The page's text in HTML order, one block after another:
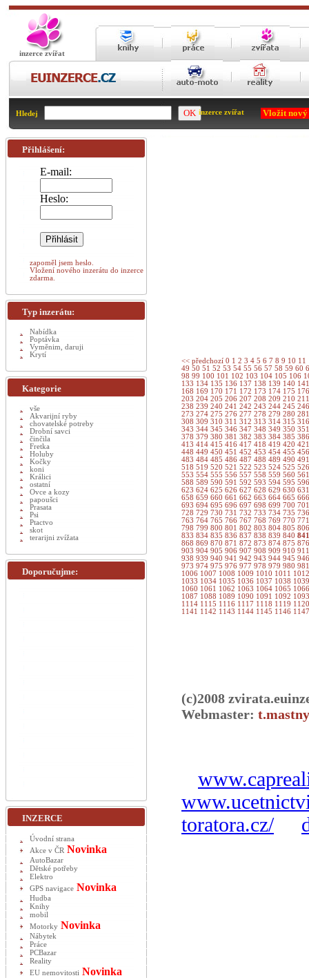
inzerce zvířat
Hledej inzerce zvířat Vložit
<< předchozí 0 1 2 3 4 5 6 7 8 9 10 11
49 50 51 52 53 54 55 56 57 58 59 60
98 99 100 101 102 103 104 105 106
133 134 135 136 137 138 139 140
168 169 170 171 172 173 174 175
203 204 205 206 207 208 209 210
238 239 240 241 242 243 244 245
273 274 275 276 277 278 279 280
308 309 310 311 312 313 314 315
343 344 345 346 347 348 349 350
378 379 380 381 382 383 384 385
413 414 415 416 417 418 419 420
448 449 450 451 452 453 454 455
483 484 485 486 487 488 489 490
518 519 520 521 522 523 524 525
553 554 555 556 557 558 559 560
588 589 590 591 592 593 594 595
623 624 625 626 627 628 629 630
658 659 660 661 662 663 664 665
693 694 695 696 697 698 699 700
728 729 730 731 732 733 734 735
763 764 765 766 767 768 769 770
798 799 800 801 802 803 804 805
833 834 835 836 837 838 839 840
868 869 870 871 872 873 874 875
903 904 905 906 907 908 909 910
938 939 940 941 942 943 944 945
973 974 975 976 977 978 979 980
1006 1007 1008 1009 1010 1011
1033 1034 1035 1036 1037 1038
1060 1061 1062 1063 1064 1065
1087 1088 1089 1090 1091 1092
1114 1115 1116 1117 1118 1119
1141 1142 1143 1144 1145 1146
(c)2008
Webmaster:
toratora.cz/
Přihlášení:
E-mail:
Heslo:
zapoměl jsem heslo.
Vložení nového inzerátu do inzerce
zdarma.
Typ inzerátu:
Nabídka
Poptávka
Vyměnim, daruji
Krytí
Kategorie
vše
Akvarijní ryby
chovatelské potreby
Drobní savci
činčila
Fretka
Holuby
Kočky
koni
Králici
ostatní
Ovce a kozy
papoušci
Prasata
Psi
Ptactvo
skot
terarijni zvížata
Doporučujme:
INZERCE
Úvodní strana
Akce v ČR Novinka
AutoBazar
Dětské potřeby
Elektro
GPS navigace Novinka
Hudba
Knihy
mobil
Motorky Novinka
Nábytek
Práce
PCBazar
Reality
EU nemovitosti Novinka